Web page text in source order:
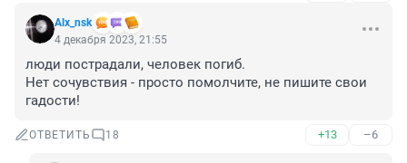
Alx_nsk
4 декабря 2023, 21:55
люди пострадали, человек погиб.
Нет сочувствия - просто помолчите, не пишите свои
гадости!
ОТВЕТИТЬ 18 +13 –6